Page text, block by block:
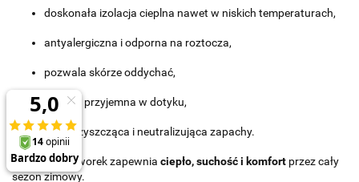
doskonała izolacja cieplna nawet w niskich temperaturach,
antyalergiczna i odporna na roztocza,
pozwala skórze oddychać,
miękka, przyjemna w dotyku,
samoczyszcząca i neutralizująca zapachy.
Dzięki niej śpiworek zapewnia ciepło, suchość i komfort przez cały
sezon zimowy.